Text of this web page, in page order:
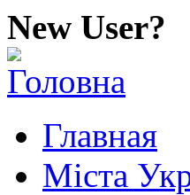
New User?
Главная
Міста